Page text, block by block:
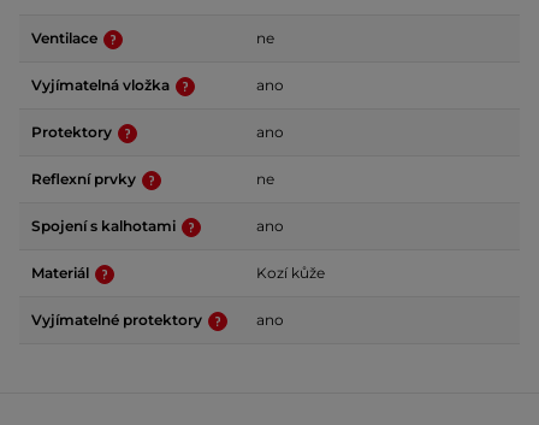
Ventilace ne
Vyjímatelná vložka ano
Protektory ano
Reflexní prvky ne
Spojení s kalhotami ano
Materiál Kozí kůže
Vyjímatelné protektory ano